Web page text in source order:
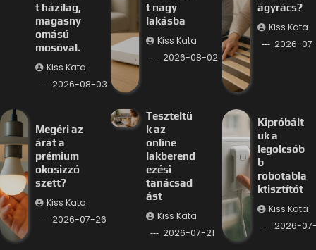
t házilag,
magasny
omású
mosóval.
Kiss Kata
2026-08-03
t nagy
lakásba
Kiss Kata
2026-08-02
ágyrács?
Kiss Kata
2026-
Megéri az
árát a
prémium
okosizzó
szett?
Kiss Kata
2026-07-26
Teszteltü
k az
online
lakberend
ezési
tanácsad
ást
Kiss Kata
2026-07-21
Kipróbált
uk a
legolcsób
b
robotabla
ktisztítót
Kiss Kata
2026-